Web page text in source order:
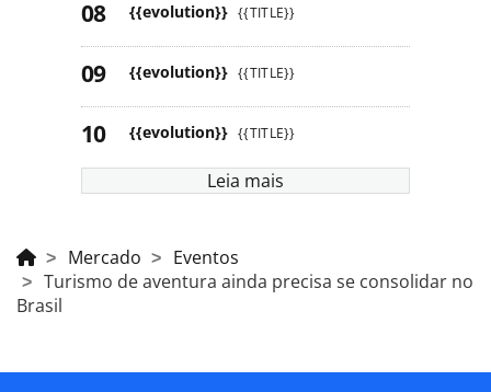
{{evolution}} {{TITLE}}
{{evolution}} {{TITLE}}
{{evolution}} {{TITLE}}
Leia mais
Mercado
Eventos
Turismo de aventura ainda precisa se consolidar no
Brasil